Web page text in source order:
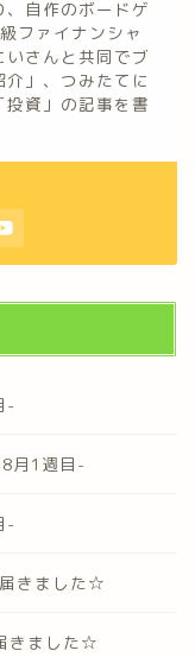
自作のボードゲ
ファイナンシャ
さんと共同でブ
」、つみたてに
資」の記事を書
-
月1週目-
-
きました☆
きました☆